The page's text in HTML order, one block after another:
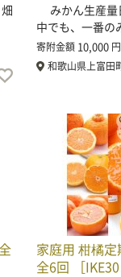
みかん生産量
中でも、一番
寄附金額 10,000 円
和歌山県上富田
家庭用 柑橘定
全6回 ［